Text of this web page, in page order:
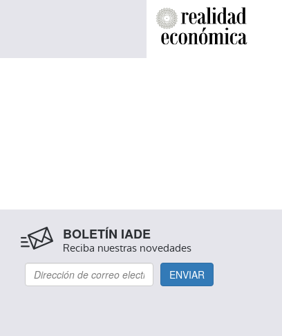
BOLETÍN IADE
Reciba nuestras novedades
ENVIAR